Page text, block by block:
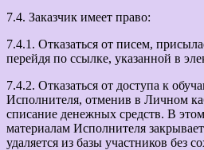
7.4. Заказчик имеет право:
7.4.1. Отказаться от писем,
перейдя по ссылке, указанной в
7.4.2. Отказаться от доступа к
Исполнителя, отменив в Личном
списание денежных средств. В
материалам Исполнителя
удаляется из базы участников без